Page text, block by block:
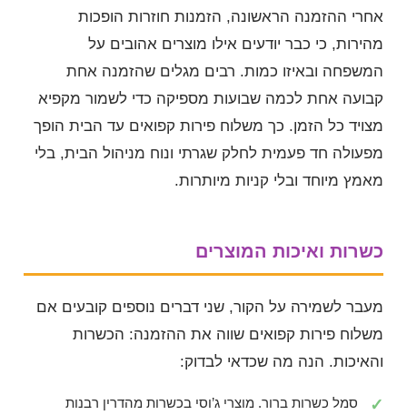
אחרי ההזמנה הראשונה, הזמנות חוזרות הופכות
מהירות, כי כבר יודעים אילו מוצרים אהובים על
המשפחה ובאיזו כמות. רבים מגלים שהזמנה אחת
קבועה אחת לכמה שבועות מספיקה כדי לשמור מקפיא
מצויד כל הזמן. כך משלוח פירות קפואים עד הבית הופך
מפעולה חד פעמית לחלק שגרתי ונוח מניהול הבית, בלי
מאמץ מיוחד ובלי קניות מיותרות.
כשרות ואיכות המוצרים
מעבר לשמירה על הקור, שני דברים נוספים קובעים אם
משלוח פירות קפואים שווה את ההזמנה: הכשרות
והאיכות. הנה מה שכדאי לבדוק:
סמל כשרות ברור. מוצרי ג’וסי בכשרות מהדרין רבנות